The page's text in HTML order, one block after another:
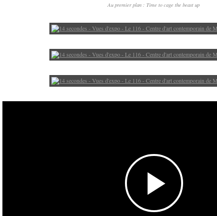
Au premier plan : Time to cage the beast up